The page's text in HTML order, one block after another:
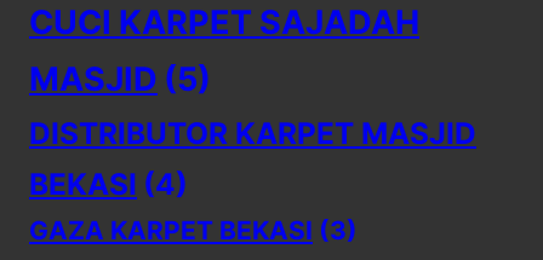
CUCI KARPET SAJADAH
MASJID (5)
DISTRIBUTOR KARPET MASJID
BEKASI (4)
GAZA KARPET BEKASI (3)